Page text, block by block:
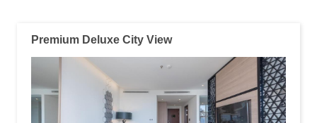
Premium Deluxe City View